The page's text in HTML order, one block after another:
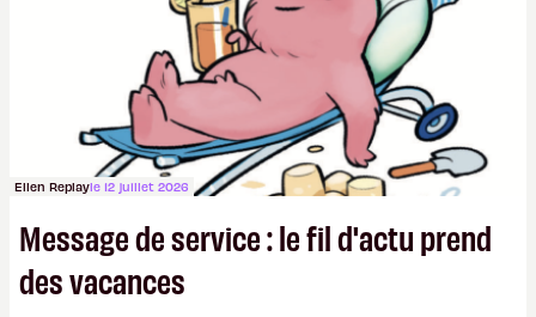
aux adultes, qui ne sont jamais que des enfants
avec du pouvoir d'achat.P.
Ellen Replayle 12 juillet 2026
Message de service : le fil d'actu prend
des vacances